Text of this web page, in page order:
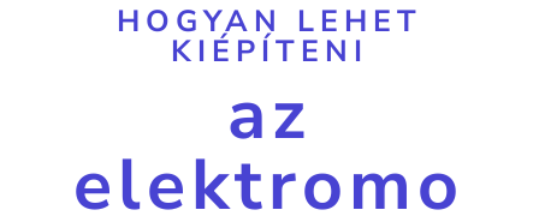
HOGYAN LEHET
KIÉPÍTENI
az
elektromo